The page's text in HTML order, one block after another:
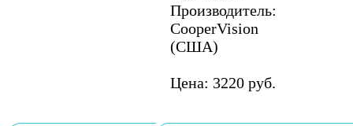
Производитель:
CooperVision
(США)
Цена: 3220 руб.